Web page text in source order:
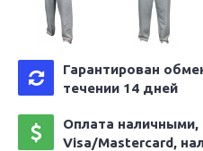
Гарантирован
течении 14 дней
Оплата наличными,
Visa/Mastercard,